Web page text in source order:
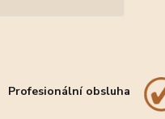
Profesionální obsluha